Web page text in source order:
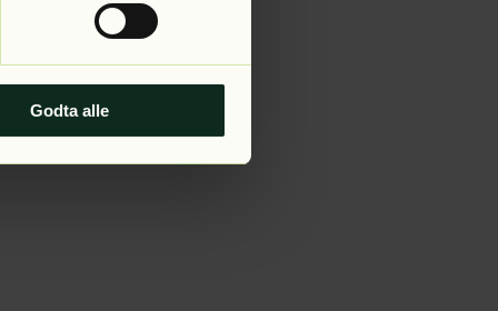
Godta alle